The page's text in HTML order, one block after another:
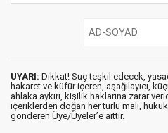
UYARI: Dikkat! Suç teşkil edecek,
hakaret ve küfür içeren, aşağılayıcı,
ahlaka aykırı, kişilik haklarına zarar
içeriklerden doğan her türlü mali,
gönderen Üye/Üyeler’e aittir.